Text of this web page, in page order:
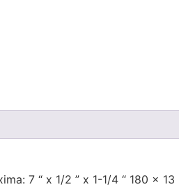
7 “ x 1/2 ” x 1-1/4 “ 180 x